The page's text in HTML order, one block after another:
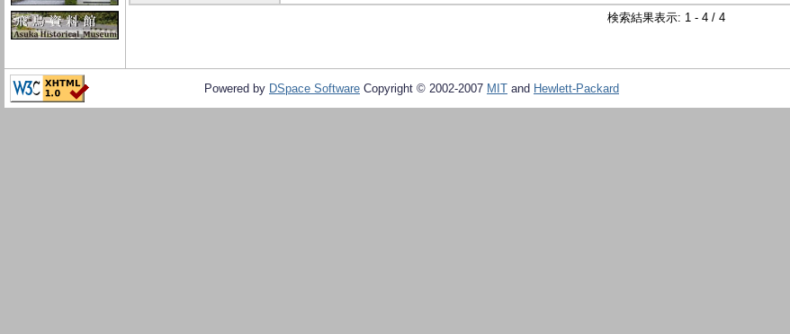
検索結果表示: 1 - 4 / 4
Powered by DSpace Software Copyright © 2002-2007 MIT and Hewlett-Packard